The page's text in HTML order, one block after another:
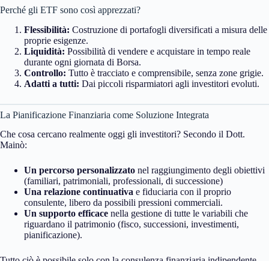
Perché gli ETF sono così apprezzati?
Flessibilità: Costruzione di portafogli diversificati a misura delle
proprie esigenze.
Liquidità: Possibilità di vendere e acquistare in tempo reale
durante ogni giornata di Borsa.
Controllo: Tutto è tracciato e comprensibile, senza zone grigie.
Adatti a tutti: Dai piccoli risparmiatori agli investitori evoluti.
La Pianificazione Finanziaria come Soluzione Integrata
Che cosa cercano realmente oggi gli investitori? Secondo il Dott.
Mainò:
Un percorso personalizzato nel raggiungimento degli obiettivi
(familiari, patrimoniali, professionali, di successione)
Una relazione continuativa e fiduciaria con il proprio
consulente, libero da possibili pressioni commerciali.
Un supporto efficace nella gestione di tutte le variabili che
riguardano il patrimonio (fisco, successioni, investimenti,
pianificazione).